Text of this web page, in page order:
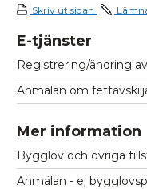
Skriv ut sidan
E-tjänster
Registrering/ändring
Anmälan om
Mer information
Bygglov och övriga
Anmälan - ej